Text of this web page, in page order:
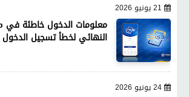
21 يونيو 2026
النهائي لخطأ تسجيل الدخول CCP
24 يونيو 2026